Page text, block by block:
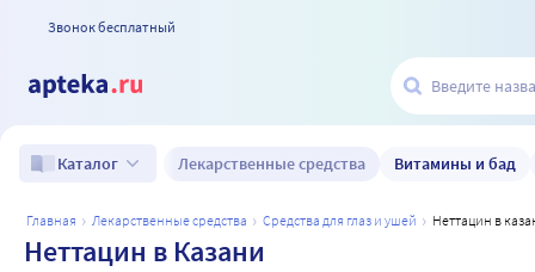
Звонок бесплатный
Каталог Лекарственные средства Витамины и бад
главная лекарственные средства средства для глаз и ушей неттацин в
Неттацин в Казани